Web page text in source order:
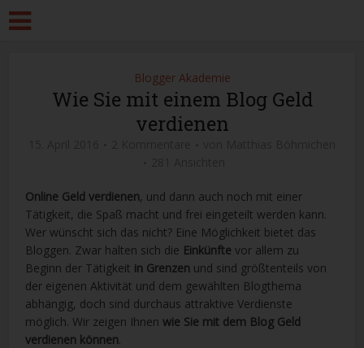
Blogger Akademie
Wie Sie mit einem Blog Geld
verdienen
Online Geld verdienen, und dann auch noch mit einer
Tätigkeit, die Spaß macht und frei eingeteilt werden kann.
Wer wünscht sich das nicht? Eine Möglichkeit bietet das
Bloggen. Zwar halten sich die Einkünfte vor allem zu
Beginn der Tätigkeit in Grenzen und sind größtenteils von
der eigenen Aktivität und dem gewählten Blogthema
abhängig, doch sind durchaus attraktive Verdienste
möglich. Wir zeigen Ihnenwie Sie mit dem Blog Geld
verdienen können.